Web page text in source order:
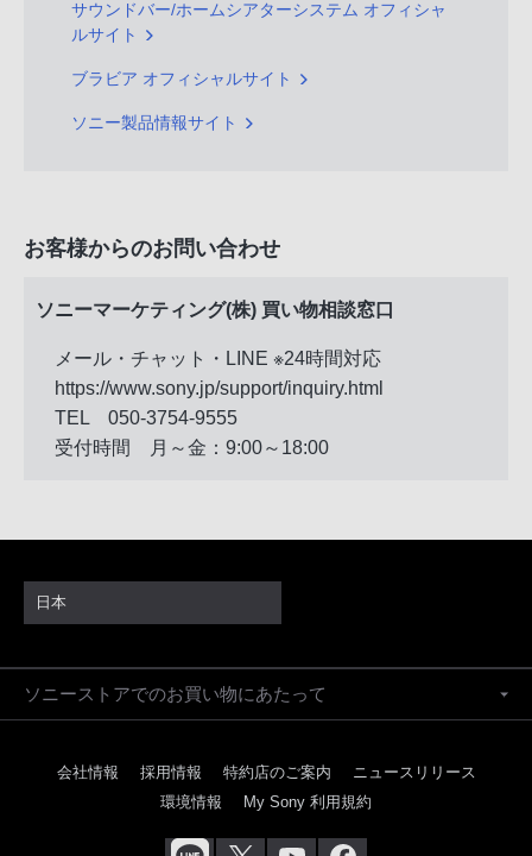
サウンドバー/ホームシアターシステム オフィシャ
ルサイト
ブラビア オフィシャルサイト
ソニー製品情報サイト
お客様からのお問い合わせ
ソニーマーケティング(株) 買い物相談窓口
メール・チャット・LINE ※24時間対応
https://www.sony.jp/support/inquiry.html
TEL 050-3754-9555
受付時間 月～金：9:00～18:00
日本
ソニーストアでのお買い物にあたって
会社情報 採用情報 特約店のご案内
ニュースリリース
環境情報
My Sony 利用規約